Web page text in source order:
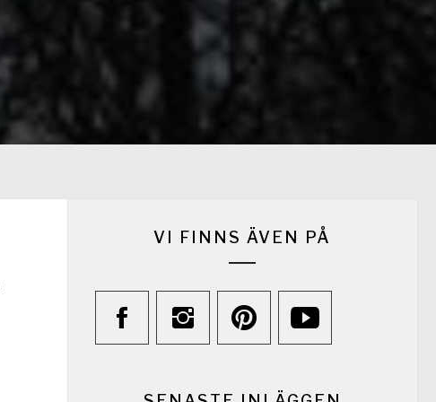
VI FINNS ÄVEN PÅ